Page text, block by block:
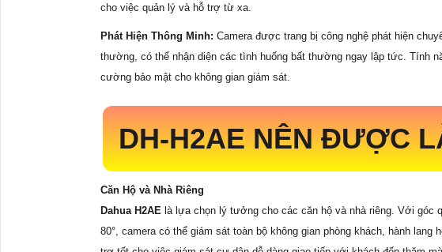
cho việc quản lý và hỗ trợ từ xa.
Phát Hiện Thông Minh: Camera được trang bị công nghệ phát hiện
thường, có thể nhận diện các tình huống bất thường ngay lập tức. Tính
cường bảo mật cho không gian giám sát.
DH-H2AE NÊN ĐƯỢC
Căn Hộ và Nhà Riêng
Dahua H2AE là lựa chọn lý tưởng cho các căn hộ và nhà riêng. Với góc
80°, camera có thể giám sát toàn bộ không gian phòng khách, hành